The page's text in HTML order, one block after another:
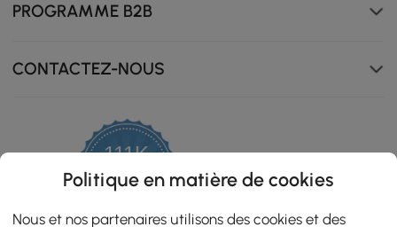
PROGRAMME B2B
CONTACTEZ-NOUS
111K
star
ZERTIFIZIERTE BEWERTUNGEN
Politique en matière de cookies
Nous et nos partenaires utilisons des cookies et des